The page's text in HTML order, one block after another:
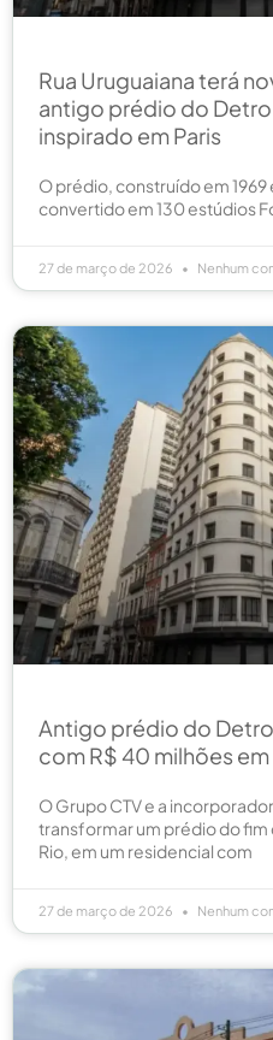
Rua Uruguaiana terá
antigo prédio do
inspirado em Paris
O prédio, construído em
convertido em 130 estúdios
27 de março de 2026 Nenhum
Antigo prédio do
com R$ 40 milhões em
O Grupo CTV e a
transformar um prédio do fim
Rio, em um residencial com
27 de março de 2026 Nenhum